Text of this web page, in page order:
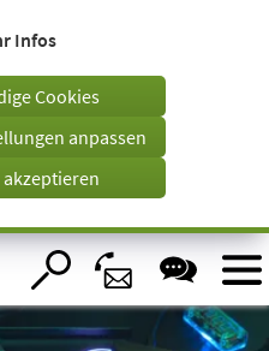
Infos
Cookies
anpassen
akzeptieren